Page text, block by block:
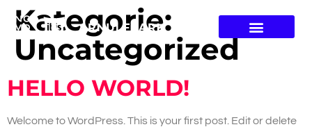
Kategorie:
Uncategorized
HELLO WORLD!
Welcome to WordPress. This is your first post. Edit or delete